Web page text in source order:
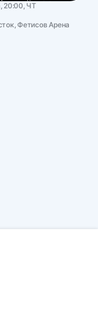
20:00, ЧТ
Фетисов Арена